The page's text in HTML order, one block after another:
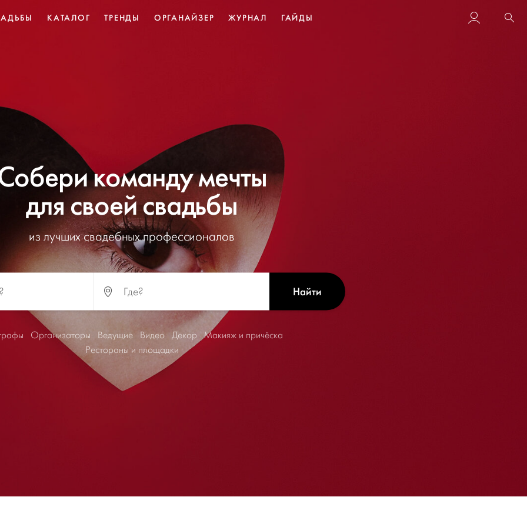
КАТАЛОГ ТРЕНДЫ ОРГАНАЙЗЕР ЖУРНАЛ ГАЙДЫ
команду мечты
для своей свадьбы
из лучших свадебных профессионалов
Организаторы Ведущие Видео Декор
Макияж и причёска
Рестораны и площадки